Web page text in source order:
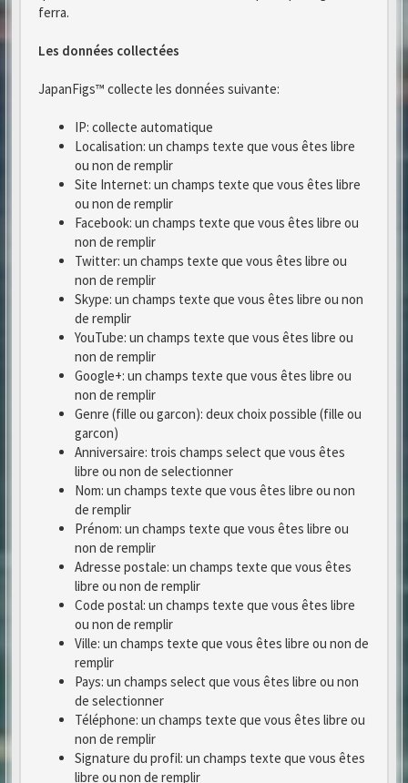
ferra.
Les données collectées
JapanFigs™ collecte les données suivante:
IP: collecte automatique
Localisation: un champs texte que vous êtes libre
ou non de remplir
Site Internet: un champs texte que vous êtes libre
ou non de remplir
Facebook: un champs texte que vous êtes libre ou
non de remplir
Twitter: un champs texte que vous êtes libre ou
non de remplir
Skype: un champs texte que vous êtes libre ou non
de remplir
YouTube: un champs texte que vous êtes libre ou
non de remplir
Google+: un champs texte que vous êtes libre ou
non de remplir
Genre (fille ou garcon): deux choix possible (fille ou
garcon)
Anniversaire: trois champs select que vous êtes
libre ou non de selectionner
Nom: un champs texte que vous êtes libre ou non
de remplir
Prénom: un champs texte que vous êtes libre ou
non de remplir
Adresse postale: un champs texte que vous êtes
libre ou non de remplir
Code postal: un champs texte que vous êtes libre
ou non de remplir
Ville: un champs texte que vous êtes libre ou non de
remplir
Pays: un champs select que vous êtes libre ou non
de selectionner
Téléphone: un champs texte que vous êtes libre ou
non de remplir
Signature du profil: un champs texte que vous êtes
libre ou non de remplir